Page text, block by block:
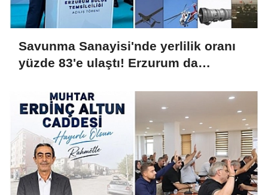
Savunma Sanayisi'nde yerlilik oranı
yüzde 83'e ulaştı! Erzurum da